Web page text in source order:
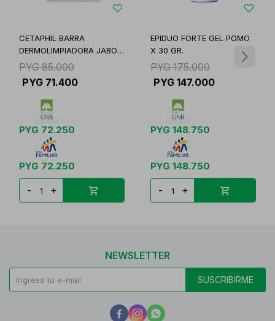
CETAPHIL BARRA
DERMOLIMPIADORA JABON
CJ
PYG 85.000
PYG 71.400
PYG 72.250
PYG 72.250
- +
EPIDUO FORTE GEL POMO
X 30 GR.
PYG 175.000
PYG 147.000
PYG 148.750
PYG 148.750
- +
NEWSLETTER
SUSCRIBIRME
  